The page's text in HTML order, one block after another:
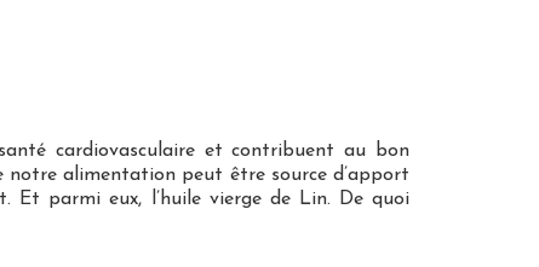
cardiovasculaire et contribuent au bon
notre alimentation peut être source d’apport
Et parmi eux, l’huile vierge de Lin. De quoi